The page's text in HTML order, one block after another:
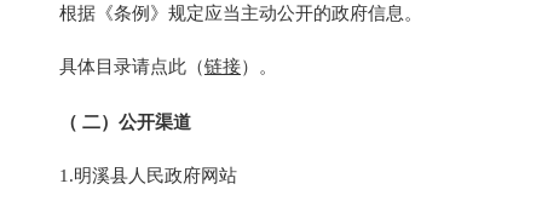
根据《条例》规定应当主动公开的政府信息。
具体目录请点此（链接）。
（ 二）公开渠道
1.明溪县人民政府网站